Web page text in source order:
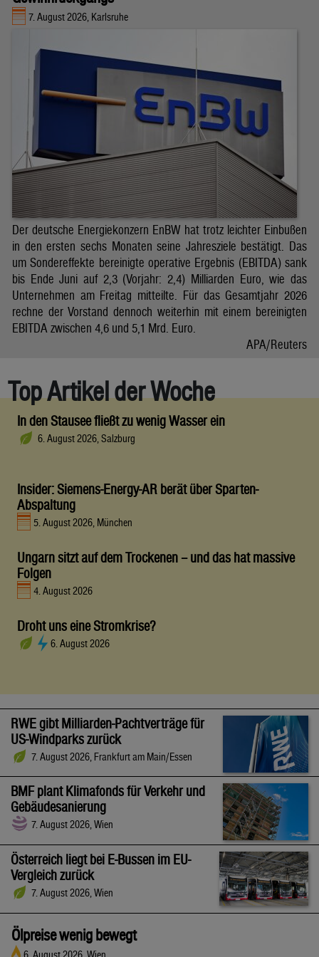
7. August 2026, Karlsruhe
Der deutsche Energiekonzern EnBW hat trotz leichter Einbußen
in den ersten sechs Monaten seine Jahresziele bestätigt. Das
um Sondereffekte bereinigte operative Ergebnis (EBITDA) sank
bis Ende Juni auf 2,3 (Vorjahr: 2,4) Milliarden Euro, wie das
Unternehmen am Freitag mitteilte. Für das Gesamtjahr 2026
rechne der Vorstand dennoch weiterhin mit einem bereinigten
EBITDA zwischen 4,6 und 5,1 Mrd. Euro.
APA/Reuters
Top Artikel der Woche
In den Stausee fließt zu wenig Wasser ein
6. August 2026, Salzburg
Insider: Siemens-Energy-AR berät über Sparten-
Abspaltung
5. August 2026, München
Ungarn sitzt auf dem Trockenen – und das hat massive
Folgen
4. August 2026
Droht uns eine Stromkrise?
6. August 2026
RWE gibt Milliarden-Pachtverträge für
US-Windparks zurück
7. August 2026, Frankfurt am Main/Essen
BMF plant Klimafonds für Verkehr und
Gebäudesanierung
7. August 2026, Wien
Österreich liegt bei E-Bussen im EU-
Vergleich zurück
7. August 2026, Wien
Ölpreise wenig bewegt